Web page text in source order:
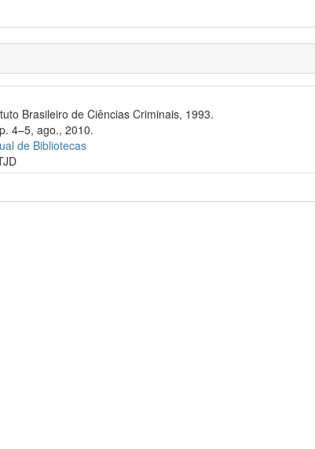
Brasileiro de Ciências Criminais, 1993.
4–5, ago., 2010.
de Bibliotecas